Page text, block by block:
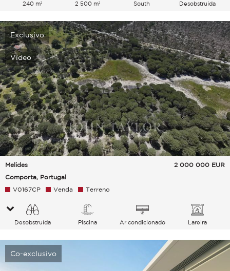
240 m² 2 500 m² South
Desobstruída
Exclusivo
Vídeo
Melides
Comporta, Portugal
2 000 000 EUR
V0167CP Venda Terreno
Desobstruída
Piscina Ar condicionado Lareira
Co-exclusivo